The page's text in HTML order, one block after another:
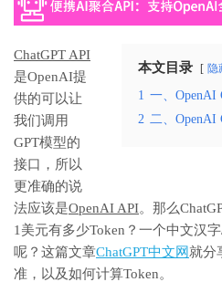
本文目录 隐
1 一、OpenAI
2 二、OpenAI
ChatGPT API
是OpenAI提
供的可以让
我们调用
GPT模型的
接口，所以
更准确的说
法应该是OpenAI API。那么
1美元有多少Token？一个中文汉
呢？这篇文章ChatGPT中文网就分
准，以及如何计算Token。